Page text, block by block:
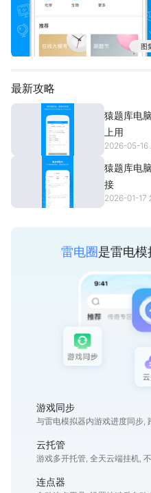
2、各省考点同步练习：支持各
高效复习。
3、实时提供做题报告：分析弱
4、初高中总复习神器：历年真
5、练习题目优质解析：解题过
种学习解题方法，做到触类旁通。
6、错题自动整理：随身错题本
7、在线预订直播课程：全国老
无限次回放学习。
图
最新攻略
猿题库电
上用
2026-05-16
猿题库电
接
2026-01-17
雷电圈是雷电
游戏同步
与雷电模拟器内游戏进度同步,
云托管
游戏多开托管, 全天云端挂机,
连点器